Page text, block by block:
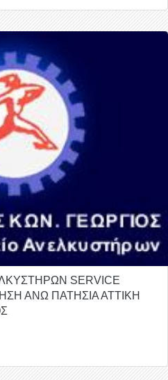
SERVICE
ΑΝΩ ΠΑΤΗΣΙΑ ΑΤΤΙΚΗ